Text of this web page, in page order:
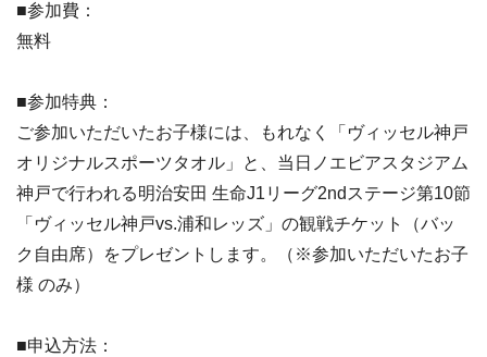
■参加費：
無料
■参加特典：
ご参加いただいたお子様には、もれなく「ヴィッセル神戸
オリジナルスポーツタオル」と、当日ノエビアスタジアム
神戸で行われる明治安田 生命J1リーグ2ndステージ第10節
「ヴィッセル神戸vs.浦和レッズ」の観戦チケット（バッ
ク自由席）をプレゼントします。（※参加いただいたお子
様 のみ）
■申込方法：